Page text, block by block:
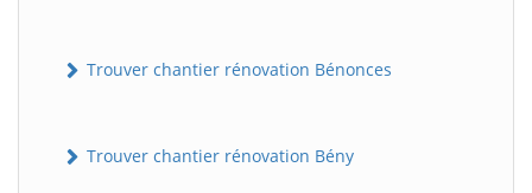
Trouver chantier rénovation Bénonces
Trouver chantier rénovation Bény